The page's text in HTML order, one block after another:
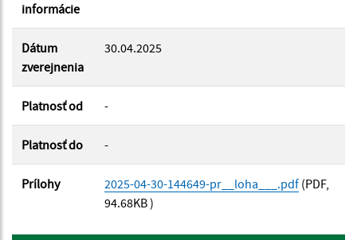
informácie
Dátum
zverejnenia
30.04.2025
Platnosť od -
Platnosť do -
Prílohy 2025-04-30-144649-pr__loha___.pdf (PDF,
94.68KB )